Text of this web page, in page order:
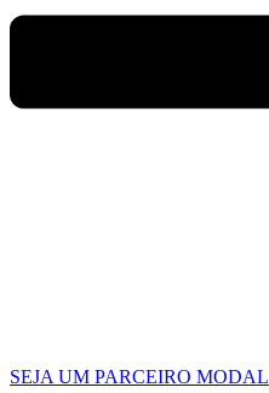
SEJA UM PARCEIRO MODAL